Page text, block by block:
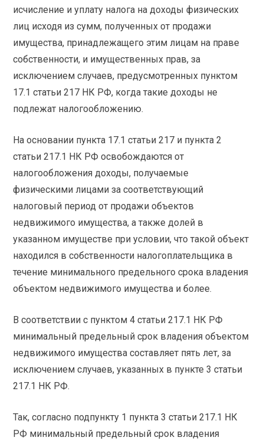
исчисление и уплату налога на доходы физических
лиц исходя из сумм, полученных от продажи
имущества, принадлежащего этим лицам на праве
собственности, и имущественных прав, за
исключением случаев, предусмотренных пунктом
17.1 статьи 217 НК РФ, когда такие доходы не
подлежат налогообложению.
На основании пункта 17.1 статьи 217 и пункта 2
статьи 217.1 НК РФ освобождаются от
налогообложения доходы, получаемые
физическими лицами за соответствующий
налоговый период от продажи объектов
недвижимого имущества, а также долей в
указанном имуществе при условии, что такой объект
находился в собственности налогоплательщика в
течение минимального предельного срока владения
объектом недвижимого имущества и более.
В соответствии с пунктом 4 статьи 217.1 НК РФ
минимальный предельный срок владения объектом
недвижимого имущества составляет пять лет, за
исключением случаев, указанных в пункте 3 статьи
217.1 НК РФ.
Так, согласно подпункту 1 пункта 3 статьи 217.1 НК
РФ минимальный предельный срок владения